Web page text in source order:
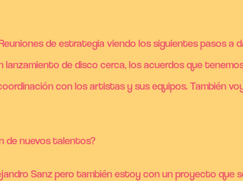
de estrategia viendo los siguientes pasos a
de disco cerca, los acuerdos que
con los artistas y sus equipos. También
de nuevos talentos?
Sanz pero también estoy con un proyecto que